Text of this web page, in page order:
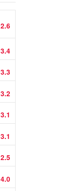
2.6
3.4
3.3
3.2
3.1
3.1
2.5
4.0